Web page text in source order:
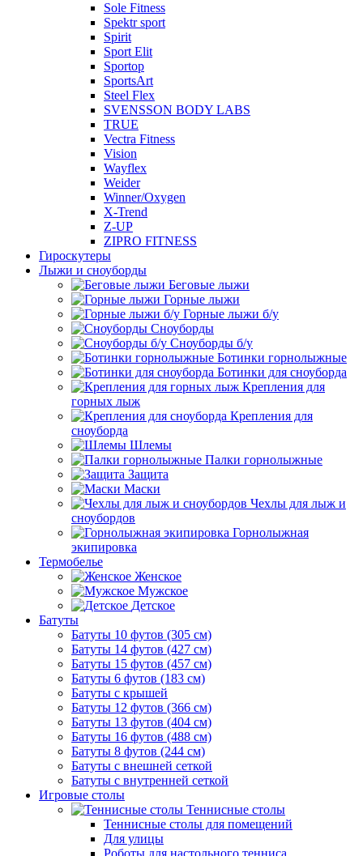
Sole Fitness
Spektr sport
Spirit
Sport Elit
Sportop
SportsArt
Steel Flex
SVENSSON BODY LABS
TRUE
Vectra Fitness
Vision
Wayflex
Weider
Winner/Oxygen
X-Trend
Z-UP
ZIPRO FITNESS
Гироскутеры
Лыжи и сноуборды
Беговые лыжи
Горные лыжи
Горные лыжи б/у
Сноуборды
Сноуборды б/у
Ботинки горнолыжные
Ботинки для сноуборда
Крепления для
горных лыж
Крепления для
сноуборда
Шлемы
Палки горнолыжные
Защита
Маски
Чехлы для лыж и
сноубордов
Горнолыжная
экипировка
Термобелье
Женское
Мужское
Детское
Батуты
Батуты 10 футов (305 см)
Батуты 14 футов (427 см)
Батуты 15 футов (457 см)
Батуты 6 футов (183 см)
Батуты с крышей
Батуты 12 футов (366 см)
Батуты 13 футов (404 см)
Батуты 16 футов (488 см)
Батуты 8 футов (244 см)
Батуты с внешней сеткой
Батуты с внутренней сеткой
Игровые столы
Теннисные столы
Теннисные столы для помещений
Для улицы
Роботы для настольного тенниса